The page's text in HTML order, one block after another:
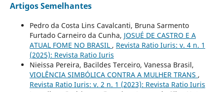
Artigos Semelhantes
Pedro da Costa Lins Cavalcanti, Bruna Sarmento
Furtado Carneiro da Cunha, JOSUÉ DE CASTRO E A
ATUAL FOME NO BRASIL , Revista Ratio Iuris: v. 4 n. 1
(2025): Revista Ratio Iuris
Nieissa Pereira, Bacildes Terceiro, Vanessa Brasil,
VIOLÊNCIA SIMBÓLICA CONTRA A MULHER TRANS ,
Revista Ratio Iuris: v. 2 n. 1 (2023): Revista Ratio Iuris